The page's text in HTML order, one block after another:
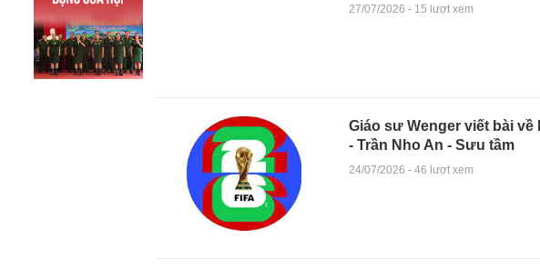
27/07/2026 - 15 lượt xem
Giáo sư Wenger viết bài
- Trần Nho An - Sưu tầm
24/07/2026 - 46 lượt xem